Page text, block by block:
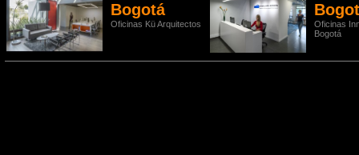
Bogotá
Oficinas Kü Arquitectos
Oficinas
Bogotá